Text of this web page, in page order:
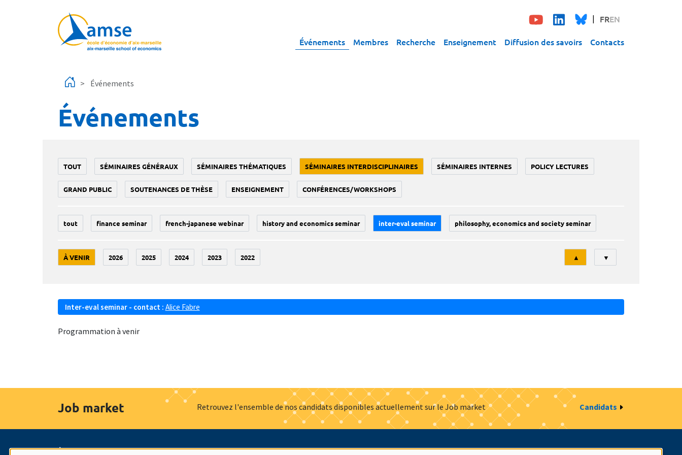
FREN
Événements Membres Recherche Enseignement Diffusion des savoirs Contacts
Événements
Événements
TOUT SÉMINAIRES GÉNÉRAUX SÉMINAIRES THÉMATIQUES SÉMINAIRES INTERDISCIPLINAIRES SÉMINAIRES INTERNES POLICY LECTURES
GRAND PUBLIC SOUTENANCES DE THÈSE ENSEIGNEMENT CONFÉRENCES/WORKSHOPS
tout finance seminar french-japanese webinar history and economics seminar inter-eval seminar philosophy, economics and society seminar
À VENIR 2026 2025 2024 2023 2022
Tri
▲ ▼
Inter-eval seminar - contact : Alice Fabre
Programmation à venir
Job market Retrouvez l'ensemble de nos candidats disponibles actuellement sur le Job market Candidats
À propos Nos engagements Hommage à Actualités Offres d'emploi Presse Mentions légales Gestion des cookies Intranet